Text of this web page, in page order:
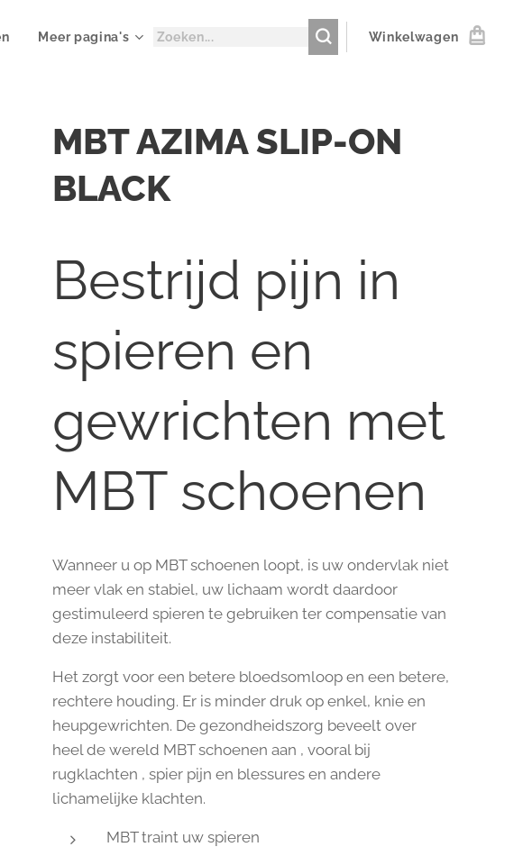
Meer pagina's Winkelwagen
MBT AZIMA SLIP-ON
BLACK
Bestrijd pijn in
spieren en
gewrichten met
MBT schoenen
Wanneer u op MBT schoenen loopt, is uw ondervlak niet
meer vlak en stabiel, uw lichaam wordt daardoor
gestimuleerd spieren te gebruiken ter compensatie van
deze instabiliteit.
Het zorgt voor een betere bloedsomloop en een betere,
rechtere houding. Er is minder druk op enkel, knie en
heupgewrichten. De gezondheidszorg beveelt over
heel de wereld MBT schoenen aan , vooral bij
rugklachten , spier pijn en blessures en andere
lichamelijke klachten.
MBT traint uw spieren